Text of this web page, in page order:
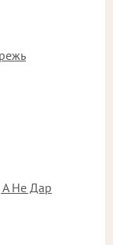
А Не Дар